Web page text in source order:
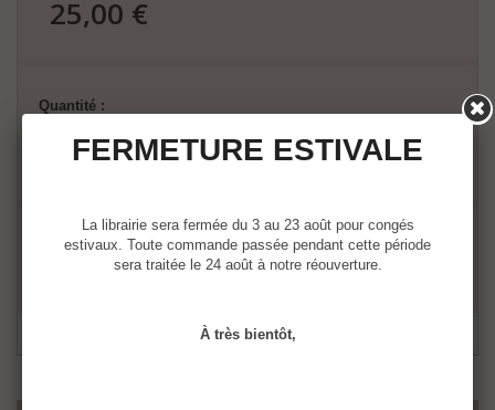
25,00 €
Quantité :
Ajouter au panier
FERMETURE ESTIVALE
La librairie sera fermée du 3 au 23 août pour congés
estivaux. Toute commande passée pendant cette période
sera traitée le 24 août à notre réouverture.
À très bientôt,